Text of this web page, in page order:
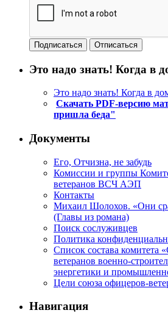
Это надо знать! Когда в
Это надо знать! Когда в
Скачать PDF-версию
пришла беда"
Документы
Его, Отчизна, не забудь
Комиссии и группы
ветеранов ВСЧ АЭП
Контакты
Михаил Шолохов. «Они
(Главы из романа)
Поиск сослуживцев
Политика
Список состава
ветеранов военно-
энергетики и
Цели союза офицеров-
Навигация